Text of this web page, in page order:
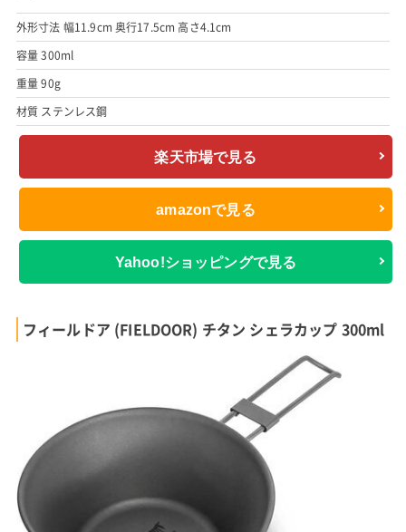
外形寸法 幅11.9cm 奥行17.5cm 高さ4.1cm
容量 300ml
重量 90g
材質 ステンレス鋼
楽天市場で見る
amazonで見る
Yahoo!ショッピングで見る
フィールドア (FIELDOOR) チタン シェラカップ 300ml